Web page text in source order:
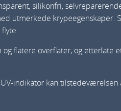
silikonfri,
utmerkede krypeegenskaper.
flatere overflater, og etterlate
indikator kan tilstedeværelsen